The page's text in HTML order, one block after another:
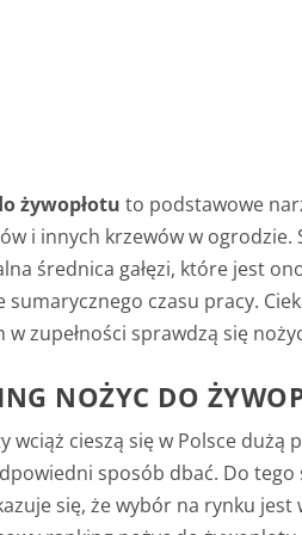
żywopłotu to podstawowe
i innych krzewów w
średnica gałęzi, które jest
sumarycznego czasu pracy.
w zupełności sprawdzą się
NOŻYC DO
wciąż cieszą się w Polsce
sposób dbać. Do tego
się, że wybór na rynku